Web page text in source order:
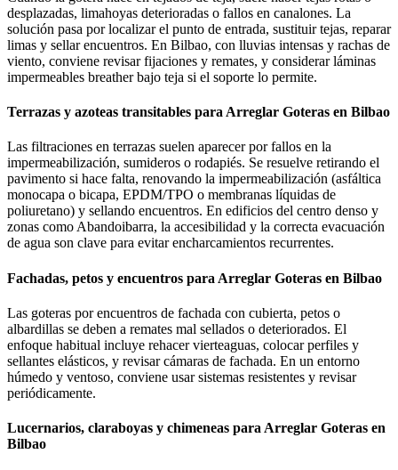
desplazadas, limahoyas deterioradas o fallos en canalones. La
solución pasa por localizar el punto de entrada, sustituir tejas, reparar
limas y sellar encuentros. En Bilbao, con lluvias intensas y rachas de
viento, conviene revisar fijaciones y remates, y considerar láminas
impermeables breather bajo teja si el soporte lo permite.
Terrazas y azoteas transitables para Arreglar Goteras en Bilbao
Las filtraciones en terrazas suelen aparecer por fallos en la
impermeabilización, sumideros o rodapiés. Se resuelve retirando el
pavimento si hace falta, renovando la impermeabilización (asfáltica
monocapa o bicapa, EPDM/TPO o membranas líquidas de
poliuretano) y sellando encuentros. En edificios del centro denso y
zonas como Abandoibarra, la accesibilidad y la correcta evacuación
de agua son clave para evitar encharcamientos recurrentes.
Fachadas, petos y encuentros para Arreglar Goteras en Bilbao
Las goteras por encuentros de fachada con cubierta, petos o
albardillas se deben a remates mal sellados o deteriorados. El
enfoque habitual incluye rehacer vierteaguas, colocar perfiles y
sellantes elásticos, y revisar cámaras de fachada. En un entorno
húmedo y ventoso, conviene usar sistemas resistentes y revisar
periódicamente.
Lucernarios, claraboyas y chimeneas para Arreglar Goteras en
Bilbao